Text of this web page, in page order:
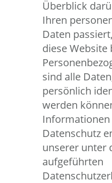
Überblick
Ihren
Daten
diese Website
sind alle
persönlich
werden
Informationen
Datenschutz
unserer unter
aufgeführten